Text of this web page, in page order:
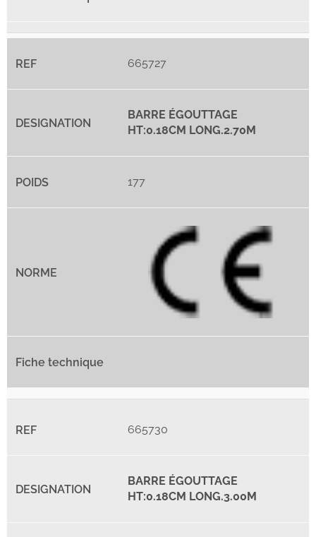
665727
BARRE ÉGOUTTAGE
HT:0.18CM LONG.2.70M
177
665730
BARRE ÉGOUTTAGE
HT:0.18CM LONG.3.00M